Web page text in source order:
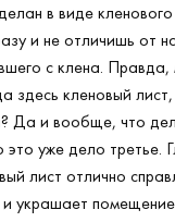
в виде
и не отличишь от
с клена. Правда,
здесь кленовый
Да и вообще, что
уже дело третье.
лист отлично
украшает